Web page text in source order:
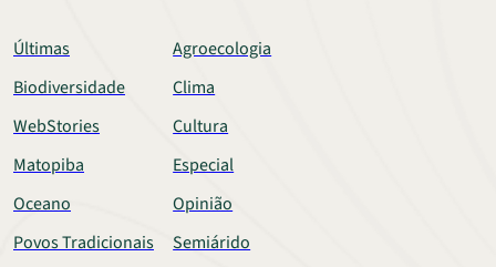
Últimas
Agroecologia
Biodiversidade
Clima
WebStories
Cultura
Matopiba
Especial
Oceano
Opinião
Povos Tradicionais
Semiárido